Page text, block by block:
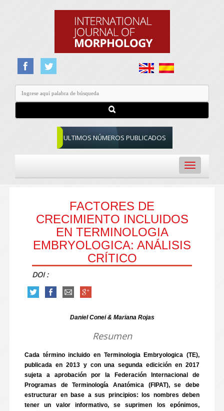
ULTIMOS NÚMEROS PUBLICADOS
Toggle
navigation
FACTORES DE
CRECIMIENTO INCLUIDOS
EN TERMINOLOGIA
EMBRYOLOGICA: ANÁLISIS
CRÍTICO
DOI :
Daniel Conei & Mariana Rojas
Resumen
Cada término incluido en Terminologia Embryologica (TE),
publicada en 2013 y con una segunda edicición en 2017
sujeta a aprobación por la Federación Internacional de
Programas de Terminología Anatómica (FIPAT), se debe
estructurar en base a sus principios: los nombres deben
tener un valor informativo, se suprimen los epónimos,